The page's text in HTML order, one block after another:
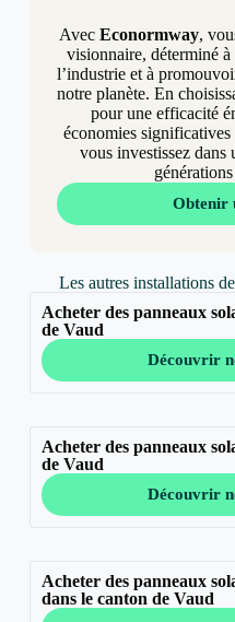
AvecEconormway,
visionnaire, déterminé
l’industrie et à
notre planète. En
pour une efficacité
économies
vous investissez
Obtenir
Les autres installations
Acheter des panneaux
de Vaud
Découvrir
Acheter des panneaux
de Vaud
Découvrir
Acheter des panneaux
dans le canton de Vaud